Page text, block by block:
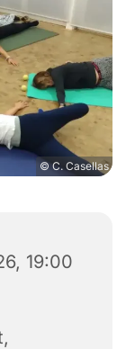
© C. Casellas
19:00